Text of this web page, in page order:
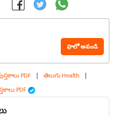
ఫాలో అవండి
PDF | తెలుగు Health |
PDF